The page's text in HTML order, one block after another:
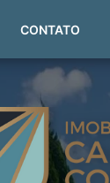
CONTATO